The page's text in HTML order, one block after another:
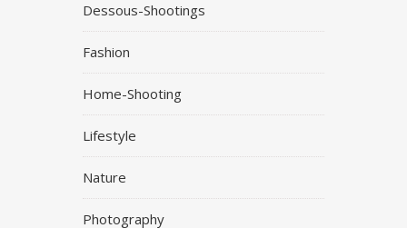
Dessous-Shootings
Fashion
Home-Shooting
Lifestyle
Nature
Photography